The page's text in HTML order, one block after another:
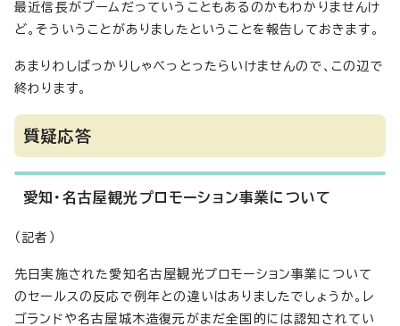
最近信長がブームだっていうこともあるのかもわかりませんけ
ど。そういうことがありましたということを報告しておきます。
あまりわしばっかりしゃべっとったらいけませんので、この辺で
終わります。
質疑応答
愛知・名古屋観光プロモーション事業について
（記者）
先日実施された愛知名古屋観光プロモーション事業について
のセールスの反応で例年との違いはありましたでしょうか。レ
ゴランドや名古屋城木造復元がまだ全国的には認知されてい